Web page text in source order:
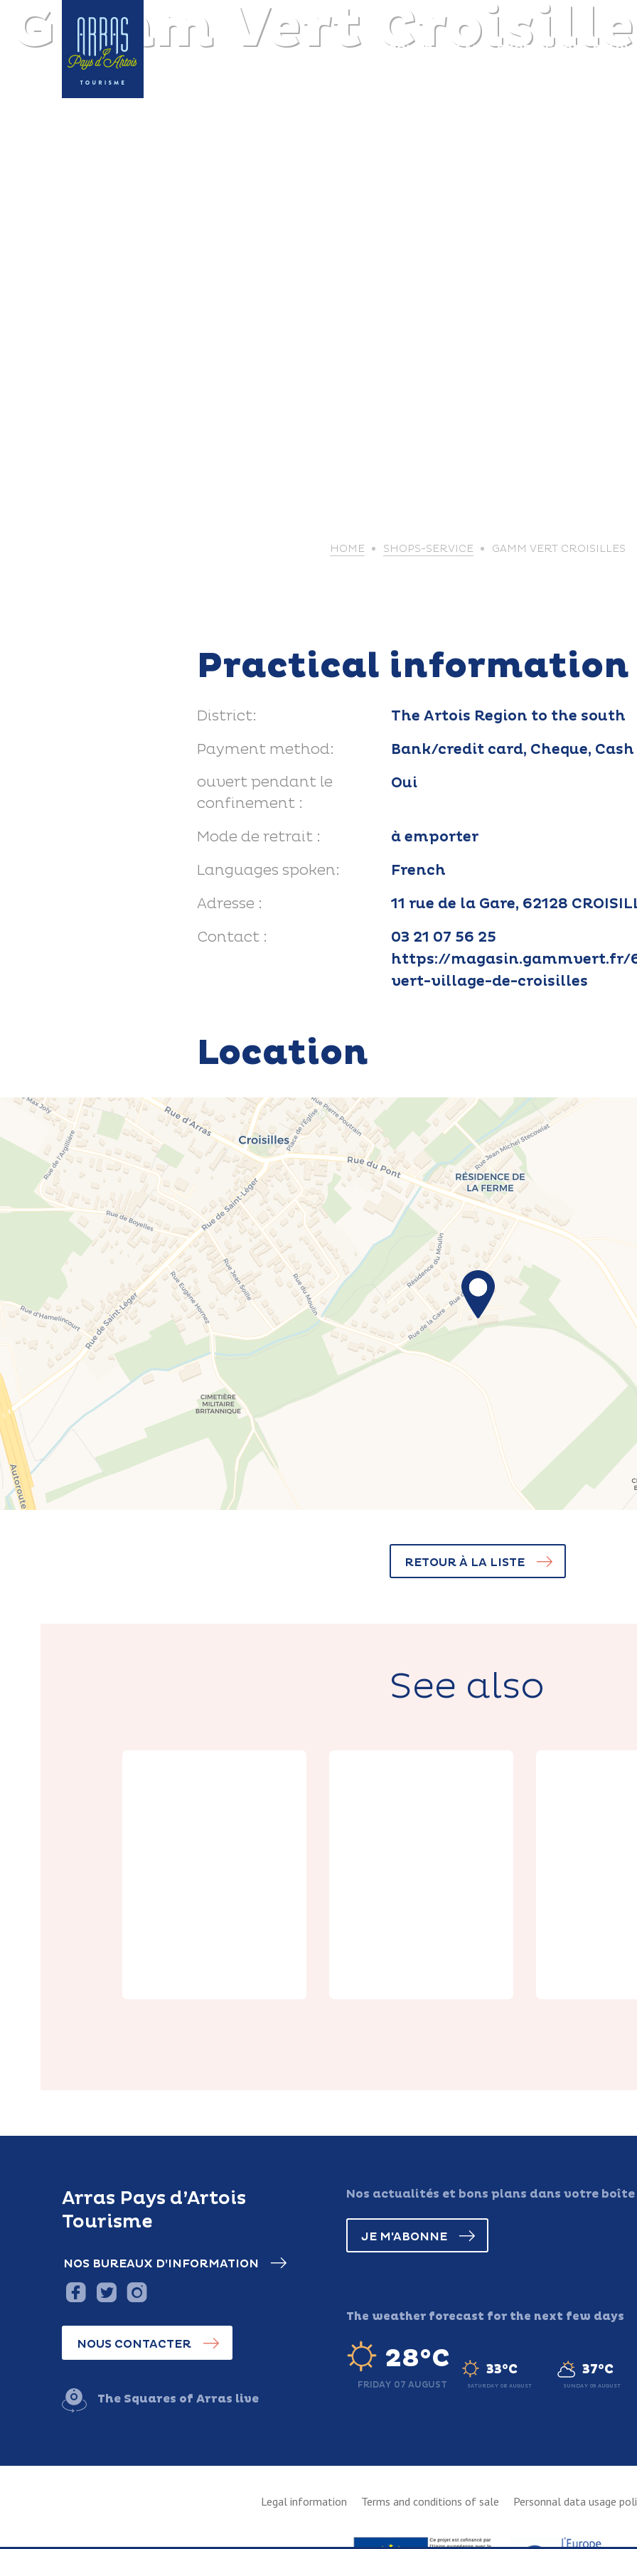
DISCOVER PLAN EXPERIENCE DIARY
Gamm Vert
HOME SHOPS-SERVICE GAMM VERT CROISILLES
Practical information
District:
The Artois Region to the south
Payment method:
Bank/credit card, Cheque, Cash
ouvert pendant le
confinement :
Oui
Mode de retrait :
à emporter
Languages spoken:
French
Adresse :
11 rue de la Gare, 62128
Contact :
03 21 07 56 25
https://magasin.gammvert.fr/
vert-village-de-croisilles
Location
RETOUR À LA LISTE
See also
Arras Pays d’Artois
Tourisme
NOS BUREAUX D’INFORMATION
NOUS CONTACTER
The Squares of Arras live
Nos actualités et bons plans dans votre
JE M'ABONNE
The weather forecast for the next few days
28°C
FRIDAY 07 AUGUST
33°C
SATURDAY 08 AUGUST
37°C
SUNDAY 09 AUGUST
Legal information Terms and conditions of sale Personnal data usage